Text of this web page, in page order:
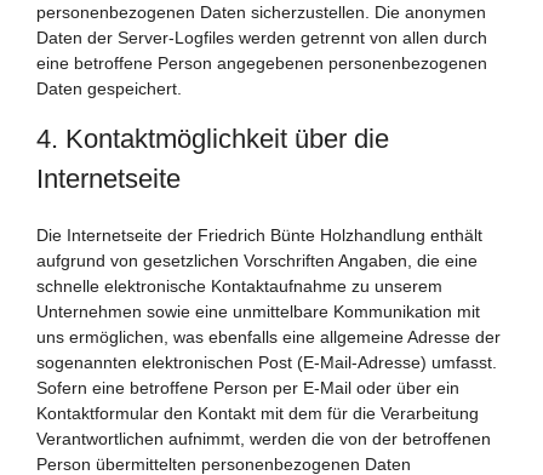
personenbezogenen Daten sicherzustellen. Die anonymen
Daten der Server-Logfiles werden getrennt von allen durch
eine betroffene Person angegebenen personenbezogenen
Daten gespeichert.
4. Kontaktmöglichkeit über die
Internetseite
Die Internetseite der Friedrich Bünte Holzhandlung enthält
aufgrund von gesetzlichen Vorschriften Angaben, die eine
schnelle elektronische Kontaktaufnahme zu unserem
Unternehmen sowie eine unmittelbare Kommunikation mit
uns ermöglichen, was ebenfalls eine allgemeine Adresse der
sogenannten elektronischen Post (E-Mail-Adresse) umfasst.
Sofern eine betroffene Person per E-Mail oder über ein
Kontaktformular den Kontakt mit dem für die Verarbeitung
Verantwortlichen aufnimmt, werden die von der betroffenen
Person übermittelten personenbezogenen Daten